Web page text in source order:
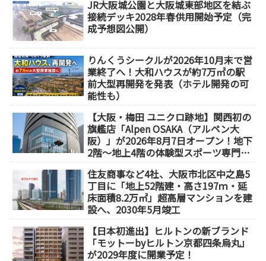
JR大阪城公園と大阪城東部地区を結ぶ
接続デッキ2028年春供用開始予定（完
成予想図公開）
りんくうシークルが2026年10月末で営
業終了へ！大和ハウスが約7万㎡の駅
前大型再開発を発表（ホテル開発の可
能性も）
【大阪・梅田 ユニクロ跡地】関西初の
旗艦店「Alpen OSAKA（アルペン大
阪）」が2026年8月7日オープン！地下
2階～地上4階の体験型スポーツ専門店
住友商事など4社、大阪市北区中之島5
丁目に「地上52階建・高さ197ｍ・延
床面積8.2万㎡」超高層マンションを建
設へ、2030年5月竣工
【日本初進出】ヒルトンの新ブランド
「モットーbyヒルトン京都四条烏丸」
が2029年度に開業予定！